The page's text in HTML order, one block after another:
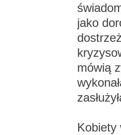
jako
mówią
Kobiety